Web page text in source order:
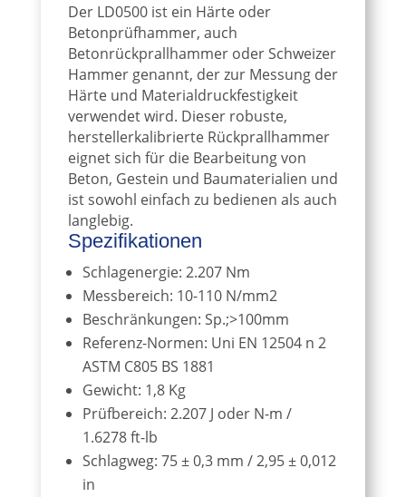
Der LD0500 ist ein Härte oder
Betonprüfhammer, auch
Betonrückprallhammer oder Schweizer
Hammer genannt, der zur Messung der
Härte und Materialdruckfestigkeit
verwendet wird. Dieser robuste,
herstellerkalibrierte Rückprallhammer
eignet sich für die Bearbeitung von
Beton, Gestein und Baumaterialien und
ist sowohl einfach zu bedienen als auch
langlebig.
Spezifikationen
Schlagenergie: 2.207 Nm
Messbereich: 10-110 N/mm2
Beschränkungen: Sp.;>100mm
Referenz-Normen: Uni EN 12504 n 2
ASTM C805 BS 1881
Gewicht: 1,8 Kg
Prüfbereich: 2.207 J oder N-m /
1.6278 ft-lb
Schlagweg: 75 ± 0,3 mm / 2,95 ± 0,012
in